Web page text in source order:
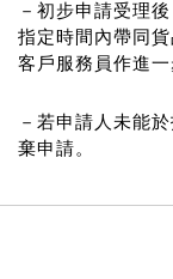
－初步申請受理
指定時間內帶同
客戶服務員作進
－若申請人未能
棄申請。